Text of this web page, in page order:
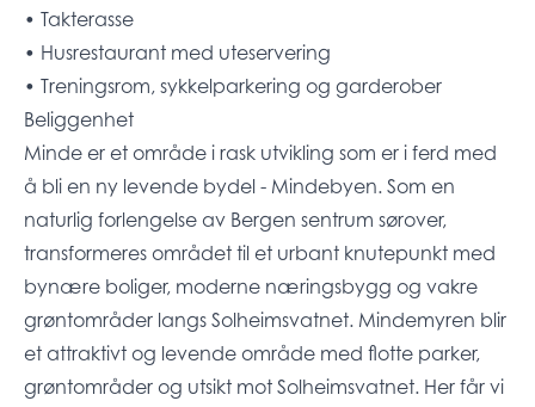
• Takterasse
• Husrestaurant med uteservering
• Treningsrom, sykkelparkering og garderober
Beliggenhet
Minde er et område i rask utvikling som er i ferd med
å bli en ny levende bydel - Mindebyen. Som en
naturlig forlengelse av Bergen sentrum sørover,
transformeres området til et urbant knutepunkt med
bynære boliger, moderne næringsbygg og vakre
grøntområder langs Solheimsvatnet. Mindemyren blir
et attraktivt og levende område med flotte parker,
grøntområder og utsikt mot Solheimsvatnet. Her får vi